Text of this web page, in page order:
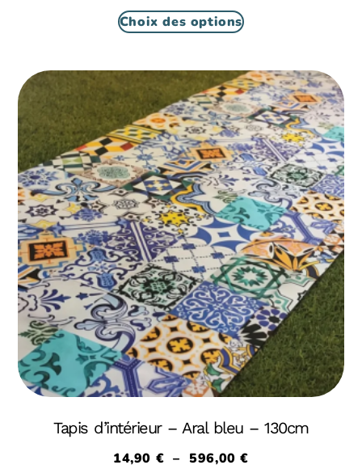
Choix des options
Tapis d’intérieur – Aral bleu – 130cm
14,90 € – 596,00€